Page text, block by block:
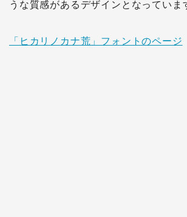
うな質感があるデザインとなっていま
「ヒカリノカナ荒」フォントのページ